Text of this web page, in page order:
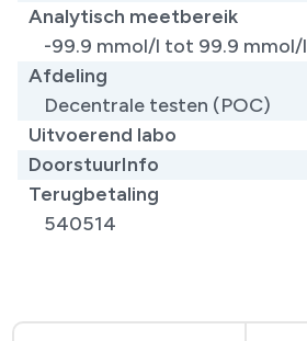
Analytisch meetbereik
-99.9 mmol/l tot 99.9 mmol/l
Afdeling
Decentrale testen (POC)
Uitvoerend labo
DoorstuurInfo
Terugbetaling
540514